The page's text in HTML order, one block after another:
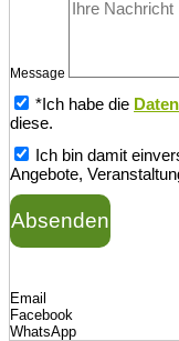
Message
*Ich habe die
diese.
Ich bin damit
Angebote,
Absenden
Email
Facebook
WhatsApp